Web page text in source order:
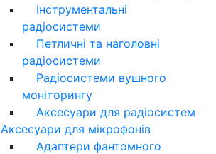
Інструментальні
радіосистеми
Петличні та наголовні
радіосистеми
Радіосистеми вушного
моніторингу
Аксесуари для радіосистем
Аксесуари для мікрофонів
Адаптери фантомного